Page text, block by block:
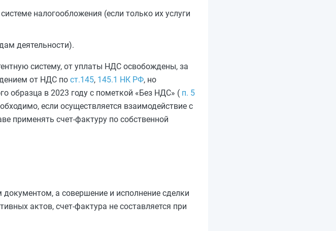
налогообложения (если только их услуги
деятельности).
систему, от уплаты НДС освобождены, за
от НДС по ст.145, 145.1 НК РФ, но
образца в 2023 году с пометкой «Без НДС» ( п. 5
если осуществляется взаимодействие с
применять счет-фактуру по собственной
документом, а совершение и исполнение сделки
актов, счет-фактура не составляется при